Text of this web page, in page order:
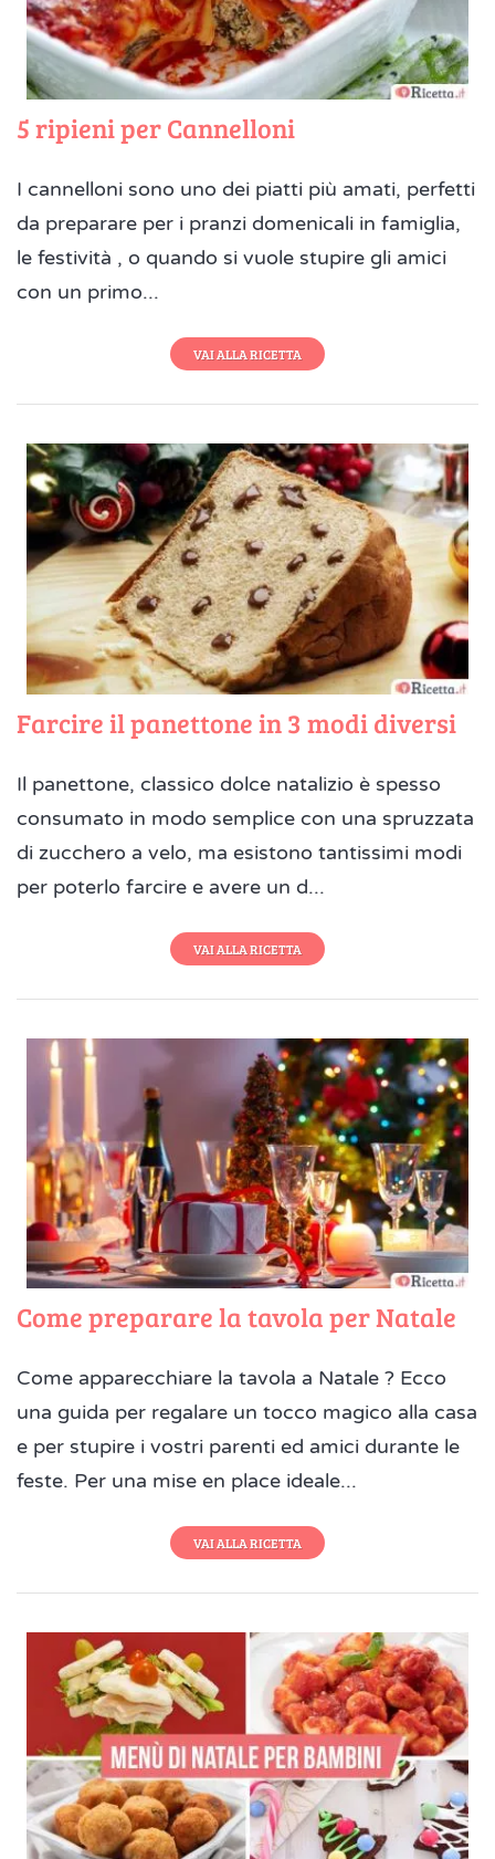
5 ripieni per Cannelloni
I cannelloni sono uno dei piatti più amati, perfetti
da preparare per i pranzi domenicali in famiglia,
le festività , o quando si vuole stupire gli amici
con un primo...
VAI ALLA RICETTA
Farcire il panettone in 3 modi diversi
Il panettone, classico dolce natalizio è spesso
consumato in modo semplice con una spruzzata
di zucchero a velo, ma esistono tantissimi modi
per poterlo farcire e avere un d...
VAI ALLA RICETTA
Come preparare la tavola per Natale
Come apparecchiare la tavola a Natale ? Ecco
una guida per regalare un tocco magico alla casa
e per stupire i vostri parenti ed amici durante le
feste. Per una mise en place ideale...
VAI ALLA RICETTA